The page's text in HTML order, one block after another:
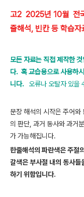
고2 2025년 10월 전
줄해석, 빈칸 등 학습자
모든 자료는 직접 제작한
다. 혹 교습용으로 사용하
니다.
오류나 오탈자 있을
문장 해석의 시작은 주어
의 판단, 과거 동사와 과거
가 가능해집니다.
한줄해석의 파란색은 주절
갈색은 부사절 내의 동사들
하기 위함입니다.